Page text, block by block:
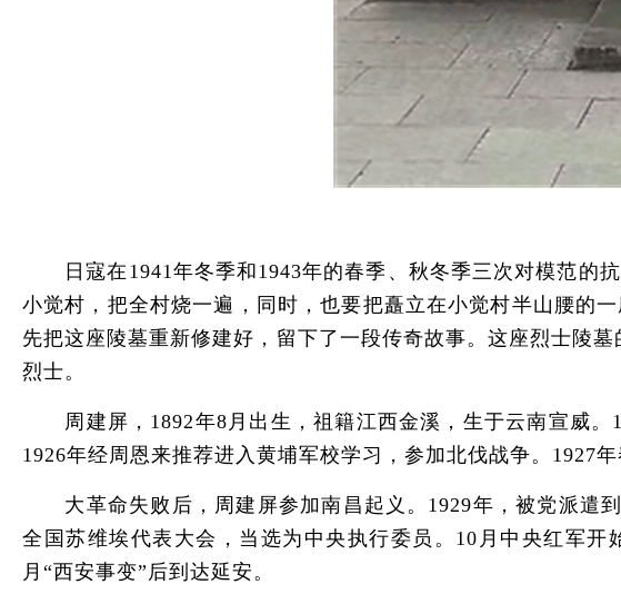
日寇在1941年冬季和1943年的春季、秋冬季三次对模范的
小觉村，把全村烧一遍，同时，也要把矗立在小觉村半山腰的
先把这座陵墓重新修建好，留下了一段传奇故事。这座烈士陵
烈士。
周建屏，1892年8月出生，祖籍江西金溪，生于云南宣威。
1926年经周恩来推荐进入黄埔军校学习，参加北伐战争。1927
大革命失败后，周建屏参加南昌起义。1929年，被党派遣到
全国苏维埃代表大会，当选为中央执行委员。10月中央红军
月“西安事变”后到达延安。